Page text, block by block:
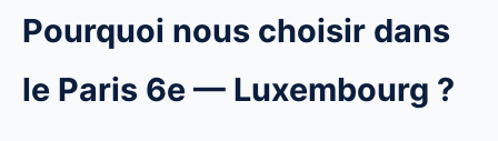
Pourquoi nous choisir dans
le Paris 6e — Luxembourg ?